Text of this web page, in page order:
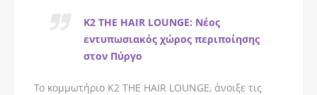
K2 THE HAIR LOUNGE: Νέος
εντυπωσιακός χώρος περιποίησης
στον Πύργο
Το κομμωτήριο K2 THE HAIR LOUNGE, άνοιξε τις